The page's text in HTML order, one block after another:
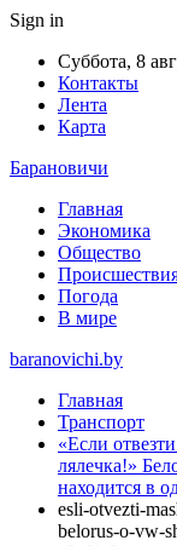
Sign in
Суббота, 8
Контакты
Лента
Карта
Барановичи
Главная
Экономика
Общество
Погода
В мире
baranovichi.by
Главная
Транспорт
«Если
лялечка!»
находится в
esli-otvezti-
belorus-o-vw-